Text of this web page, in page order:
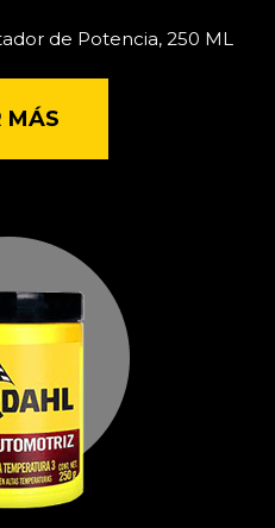
de Potencia, 250 ML
MÁS